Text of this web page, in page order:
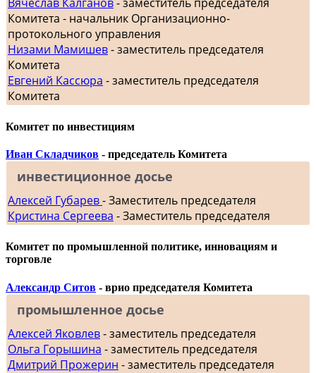
Комитета - начальник Организационно-
протокольного управления
Низами Мамишев- заместитель председателя
Комитета
Евгений Кассюра - заместитель председателя
Комитета
Комитет по инвестициям
Иван Складчиков - председатель Комитета
инвестиционное досье
Алексей Губарев- Заместитель председателя
Кристина Сергеева - Заместитель председателя
Комитет по промышленной политике, инновациям и
торговле
Александр Ситов - врио председателя Комитета
промышленное досье
Алексей Яковлев- заместитель председателя
Ольга Горышина - заместитель председателя
Дмитрий Прожерин - заместитель председателя